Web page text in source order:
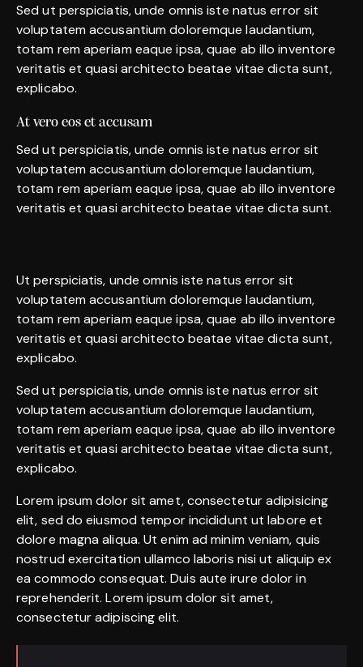
Sed ut perspiciatis, unde omnis iste natus error sit
voluptatem accusantium doloremque laudantium,
totam rem aperiam eaque ipsa, quae ab illo inventore
veritatis et quasi architecto beatae vitae dicta sunt,
explicabo.
At vero eos et accusam
Sed ut perspiciatis, unde omnis iste natus error sit
voluptatem accusantium doloremque laudantium,
totam rem aperiam eaque ipsa, quae ab illo inventore
veritatis et quasi architecto beatae vitae dicta sunt.
Ut perspiciatis, unde omnis iste natus error sit
voluptatem accusantium doloremque laudantium,
totam rem aperiam eaque ipsa, quae ab illo inventore
veritatis et quasi architecto beatae vitae dicta sunt,
explicabo.
Sed ut perspiciatis, unde omnis iste natus error sit
voluptatem accusantium doloremque laudantium,
totam rem aperiam eaque ipsa, quae ab illo inventore
veritatis et quasi architecto beatae vitae dicta sunt,
explicabo.
Lorem ipsum dolor sit amet, consectetur adipisicing
elit, sed do eiusmod tempor incididunt ut labore et
dolore magna aliqua. Ut enim ad minim veniam, quis
nostrud exercitation ullamco laboris nisi ut aliquip ex
ea commodo consequat. Duis aute irure dolor in
reprehenderit. Lorem ipsum dolor sit amet,
consectetur adipiscing elit.